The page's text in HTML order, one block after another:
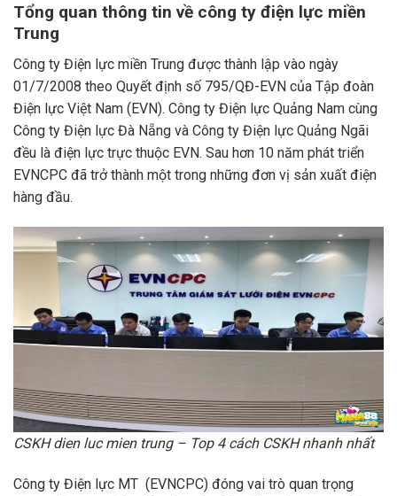
Tổng quan thông tin về công ty điện lực miền
Trung
Công ty Điện lực miền Trung được thành lập vào ngày
01/7/2008 theo Quyết định số 795/QĐ-EVN của Tập đoàn
Điện lực Việt Nam (EVN). Công ty Điện lực Quảng Nam cùng
Công ty Điện lực Đà Nẵng và Công ty Điện lực Quảng Ngãi
đều là điện lực trực thuộc EVN. Sau hơn 10 năm phát triển
EVNCPC đã trở thành một trong những đơn vị sản xuất điện
hàng đầu.
CSKH dien luc mien trung – Top 4 cách CSKH nhanh nhất
Công ty Điện lực MT (EVNCPC) đóng vai trò quan trọng